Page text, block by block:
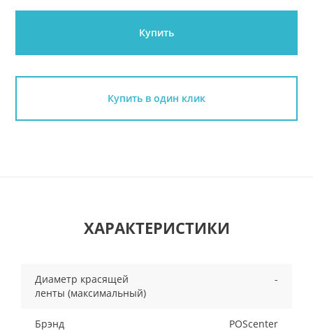
Купить
Купить в один клик
ХАРАКТЕРИСТИКИ
Диаметр красящей
ленты (максимальный)
-
Брэнд POScenter